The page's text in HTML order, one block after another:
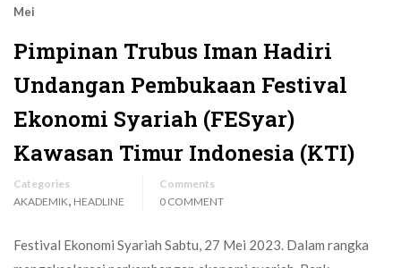
Mei
Pimpinan Trubus Iman Hadiri
Undangan Pembukaan Festival
Ekonomi Syariah (FESyar)
Kawasan Timur Indonesia (KTI)
Categories
AKADEMIK, HEADLINE
Comments
0 COMMENT
Festival Ekonomi Syariah Sabtu, 27 Mei 2023. Dalam rangka